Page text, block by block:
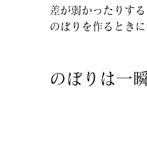
差が弱かったりす
のぼりを作るとき
のぼりは一